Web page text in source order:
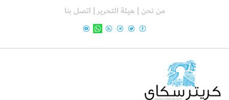
من نحن | هيئة التحرير | اتصل بنا